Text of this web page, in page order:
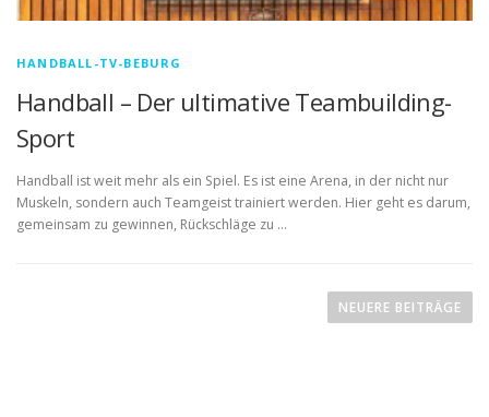
HANDBALL-TV-BEBURG
Handball – Der ultimative Teambuilding-
Sport
Handball ist weit mehr als ein Spiel. Es ist eine Arena, in der nicht nur
Muskeln, sondern auch Teamgeist trainiert werden. Hier geht es darum,
gemeinsam zu gewinnen, Rückschläge zu …
NEUERE BEITRÄGE